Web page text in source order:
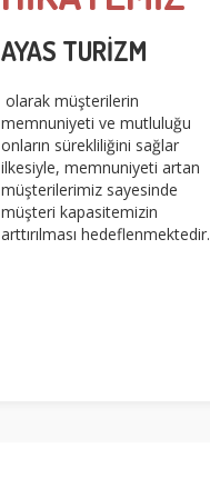
AYAS TURİZM
olarak müşterilerin
memnuniyeti ve mutluluğu
onların sürekliliğini sağlar
ilkesiyle, memnuniyeti artan
müşterilerimiz sayesinde
müşteri kapasitemizin
arttırılması hedeflenmektedir.